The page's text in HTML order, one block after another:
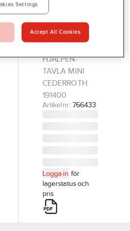
Cederroth
191400
HJÄLPEN-
TAVLA MINI
CEDERROTH
191400
Artikelnr: 766433
Logga in för
lagerstatus och
pris
Settings
Accept All Cookies